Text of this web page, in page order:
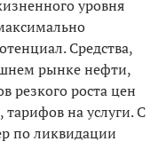
уровня
Средства,
рынке нефти,
резкого роста цен
на услуги. С
по ликвидации